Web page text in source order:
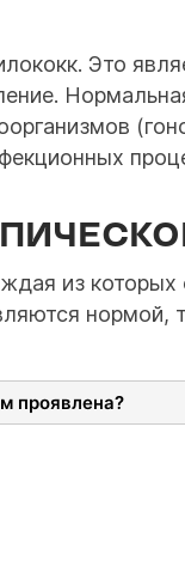
Это
из
нормой,
проявлена?